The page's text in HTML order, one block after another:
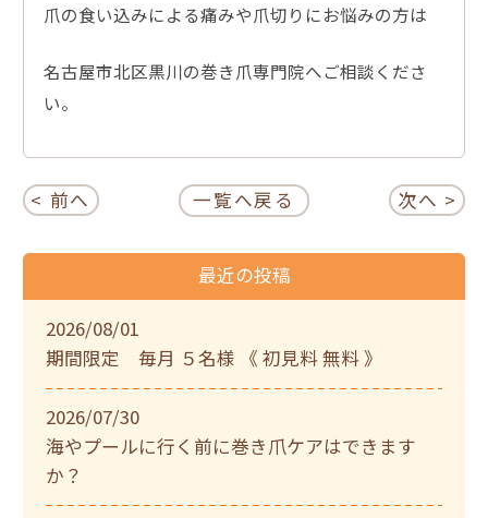
爪の食い込みによる痛みや爪切りにお悩みの方は
名古屋市北区黒川の巻き爪専門院へご相談くださ
い。
< 前へ 一覧へ戻る 次へ >
最近の投稿
2026/08/01
期間限定 毎月 ５名様 《 初見料 無料 》
2026/07/30
海やプールに行く前に巻き爪ケアはできます
か？